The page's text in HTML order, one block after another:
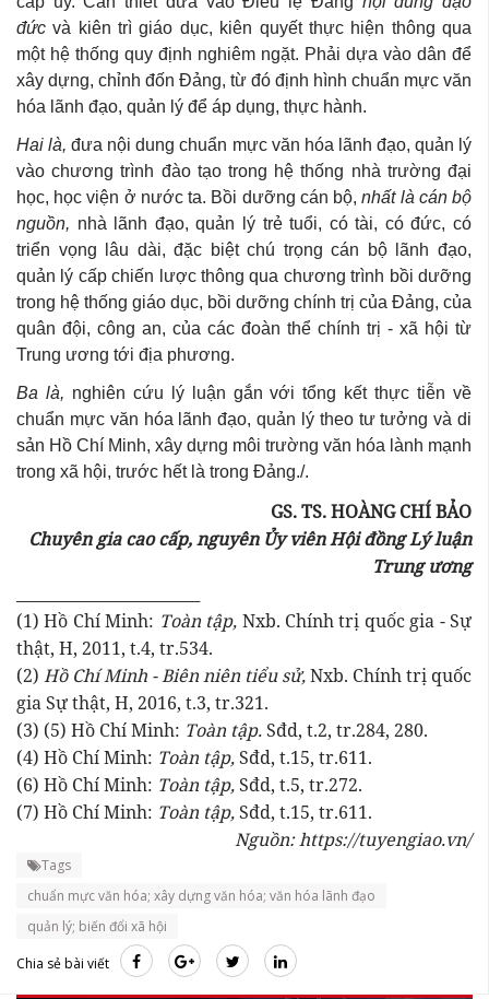
đứcvà kiên trì giáo dục, kiên quyết thực hiện thông qua
một hệ thống quy định nghiêm ngặt. Phải dựa vào dân để
xây dựng, chỉnh đốn Đảng, từ đó định hình chuẩn mực văn
hóa lãnh đạo, quản lý để áp dụng, thực hành.
Hai là,đưa nội dung chuẩn mực văn hóa lãnh đạo, quản lý
vào chương trình đào tạo trong hệ thống nhà trường đại
học, học viện ở nước ta. Bồi dưỡng cán bộ,nhất là cán bộ
nguồn, nhà lãnh đạo, quản lý trẻ tuổi, có tài, có đức, có
triển vọng lâu dài, đặc biệt chú trọng cán bộ lãnh đạo,
quản lý cấp chiến lược thông qua chương trình bồi dưỡng
trong hệ thống giáo dục, bồi dưỡng chính trị của Đảng, của
quân đội, công an, của các đoàn thể chính trị - xã hội từ
Trung ương tới địa phương.
Ba là, nghiên cứu lý luận gắn với tổng kết thực tiễn về
chuẩn mực văn hóa lãnh đạo, quản lý theo tư tưởng và di
sản Hồ Chí Minh, xây dựng môi trường văn hóa lành mạnh
trong xã hội, trước hết là trong Đảng./.
GS. TS. HOÀNG CHÍ BẢO
Chuyên gia cao cấp, nguyên Ủy viên Hội đồng Lý luận
Trung ương
(1) Hồ Chí Minh: Toàn tập, Nxb. Chính trị quốc gia - Sự
thật, H, 2011, t.4, tr.534.
(2) Hồ Chí Minh - Biên niên tiểu sử,Nxb. Chính trị quốc
gia Sự thật, H, 2016, t.3, tr.321.
(3) (5) Hồ Chí Minh: Toàn tập. Sđd, t.2, tr.284, 280.
(4) Hồ Chí Minh: Toàn tập, Sđd, t.15, tr.611.
(6) Hồ Chí Minh: Toàn tập, Sđd, t.5, tr.272.
(7) Hồ Chí Minh: Toàn tập, Sđd, t.15, tr.611.
Nguồn: https://tuyengiao.vn/
Tags
chuẩn mực văn hóa; xây dựng văn hóa; văn hóa lãnh đạo
quản lý; biến đổi xã hội
Chia sẻ bài viết